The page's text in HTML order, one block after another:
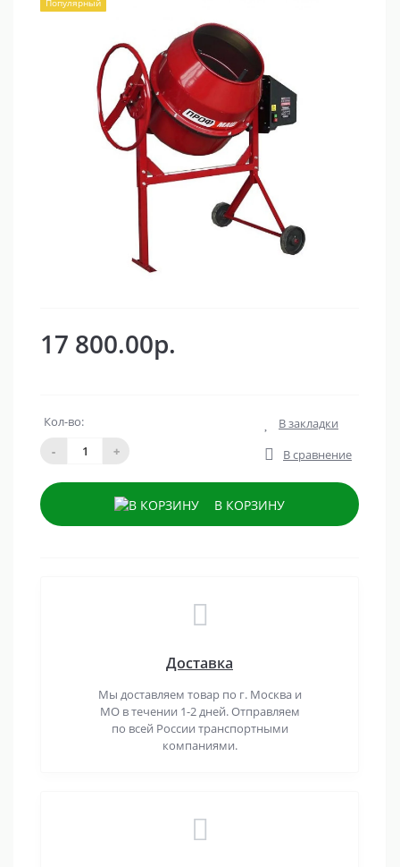
Популярный
17 800.00р.
Кол-во:
-
+
В закладки
В сравнение
В КОРЗИНУ
Доставка
Мы доставляем товар по г. Москва и
МО в течении 1-2 дней. Отправляем
по всей России транспортными
компаниями.